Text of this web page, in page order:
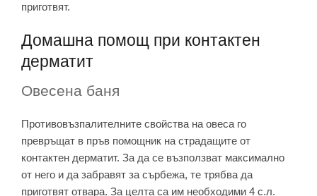
приготвят.
Домашна помощ при контактен
дерматит
Овесена баня
Противовъзпалителните свойства на овеса го
превръщат в пръв помощник на страдащите от
контактен дерматит. За да се възползват максимално
от него и да забравят за сърбежа, те трябва да
приготвят отвара. За целта са им необходими 4 с.л.